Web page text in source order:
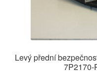
Levý přední
7P2170-